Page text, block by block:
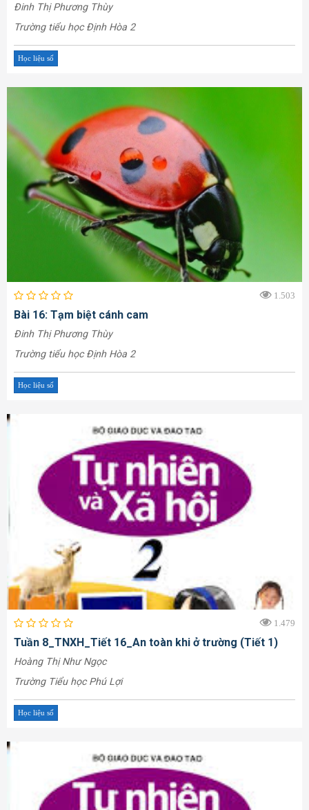
Đinh Thị Phương Thùy
Trường tiểu học Định Hòa 2
Học liệu số
1.503
Bài 16: Tạm biệt cánh cam
Đinh Thị Phương Thùy
Trường tiểu học Định Hòa 2
Học liệu số
1.479
Tuần 8_TNXH_Tiết 16_An toàn khi ở trường (Tiết 1)
Hoàng Thị Như Ngọc
Trường Tiểu học Phú Lợi
Học liệu số